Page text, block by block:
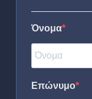
Όνομα
Επώνυμο